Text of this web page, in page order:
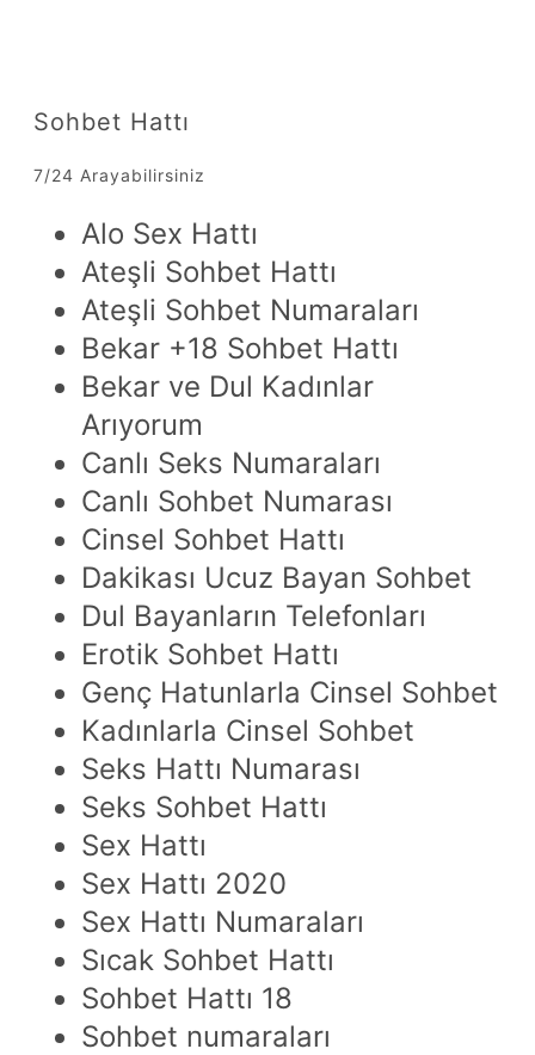
Sohbet Hattı
7/24 Arayabilirsiniz
Alo Sex Hattı
Ateşli Sohbet Hattı
Ateşli Sohbet Numaraları
Bekar +18 Sohbet Hattı
Bekar ve Dul Kadınlar
Arıyorum
Canlı Seks Numaraları
Canlı Sohbet Numarası
Cinsel Sohbet Hattı
Dakikası Ucuz Bayan Sohbet
Dul Bayanların Telefonları
Erotik Sohbet Hattı
Genç Hatunlarla Cinsel Sohbet
Kadınlarla Cinsel Sohbet
Seks Hattı Numarası
Seks Sohbet Hattı
Sex Hattı
Sex Hattı 2020
Sex Hattı Numaraları
Sıcak Sohbet Hattı
Sohbet Hattı 18
Sohbet numaraları